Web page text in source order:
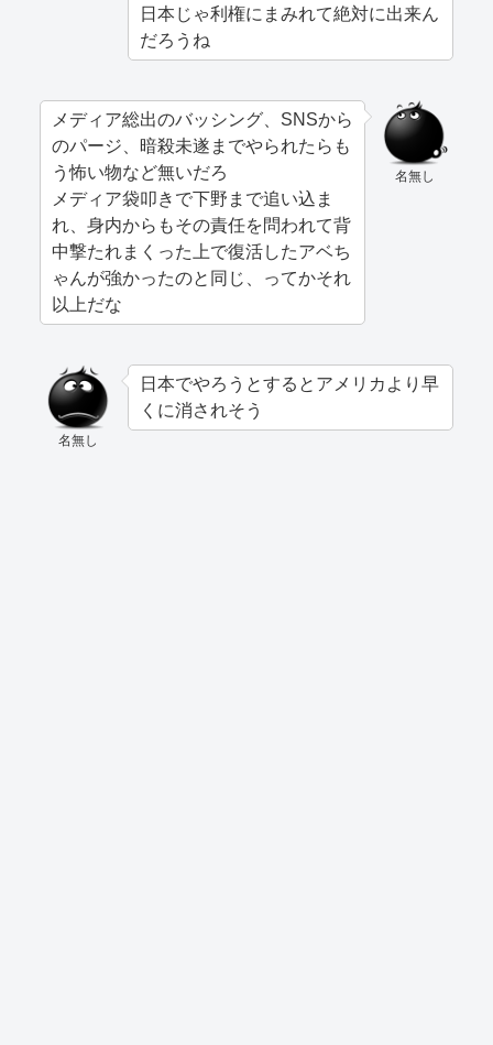
日本じゃ利権にまみれて絶対に出来ん
だろうね
名無し
メディア総出のバッシング、SNSから
のパージ、暗殺未遂までやられたらも
う怖い物など無いだろ
メディア袋叩きで下野まで追い込ま
れ、身内からもその責任を問われて背
中撃たれまくった上で復活したアベち
ゃんが強かったのと同じ、ってかそれ
以上だな
名無し
日本でやろうとするとアメリカより早
くに消されそう